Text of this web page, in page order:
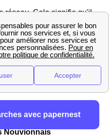
réseau. Cela signifie qu'il
l'électricité. En effet, le
fournisseur, qui se
C'est donc Enedis qui
aux compteurs :
en service, changement
nom, relevé, etc.
Nouvionnais
avec papernest